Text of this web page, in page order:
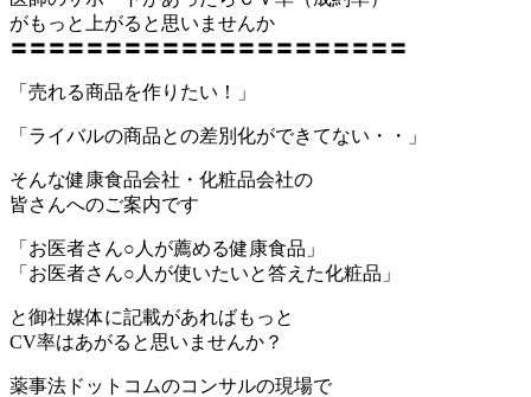
がもっと上がると思いませんか
〓〓〓〓〓〓〓〓〓〓〓〓〓〓〓〓〓〓〓〓〓
「売れる商品を作りたい！」
「ライバルの商品との差別化ができてない・・」
そんな健康食品会社・化粧品会社の
皆さんへのご案内です
「お医者さん○人が薦める健康食品」
「お医者さん○人が使いたいと答えた化粧品」
と御社媒体に記載があればもっと
CV率はあがると思いませんか？
薬事法ドットコムのコンサルの現場で